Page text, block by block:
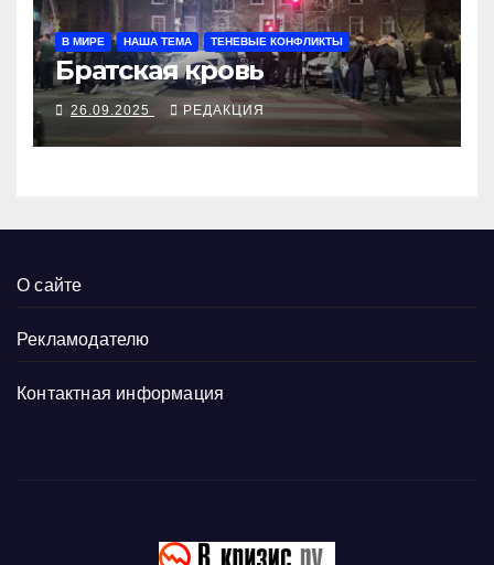
В МИРЕ НАША ТЕМА ТЕНЕВЫЕ КОНФЛИКТЫ
Братская кровь
26.09.2025 РЕДАКЦИЯ
О сайте
Рекламодателю
Контактная информация